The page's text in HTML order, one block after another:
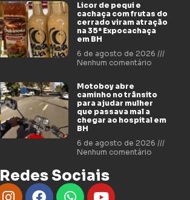
Licor de pequi e
cachaça com frutas do
cerrado viram atração
na 35ª Expocachaça
em BH
6 de agosto de 2026
Nenhum comentário
Motoboy abre
caminho no trânsito
para ajudar mulher
que passava mal a
chegar ao hospital em
BH
6 de agosto de 2026
Nenhum comentário
Redes Sociais